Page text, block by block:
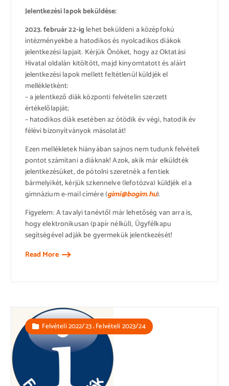
Jelentkezési lapok beküldése:
2023. február 22-ig lehet beküldeni a középfokú
intézményekbe a hatodikos és nyolcadikos diákok
jelentkezési lapjait. Kérjük Önöket, hogy az Oktatási
Hivatal oldalán kitöltött, majd kinyomtatott és aláírt
jelentkezési lapok mellett feltétlenül küldjék el
mellékletként:
– a jelentkező diák központi felvételin szerzett
értékelőlapját;
– hatodikos diák esetében az ötödik év végi, hatodik év
félévi bizonyítványok másolatát!
Ezen mellékletek hiányában sajnos nem tudunk felvételi
pontot számítani a diáknak! Azok, akik már elküldték
jelentkezésüket, de pótolni szeretnék a fentiek
bármelyikét, kérjük szkennelve (lefotózva) küldjék el a
gimnázium e-mail címére (gimi@bogim.hu).
Figyelem: A tavalyi tanévtől már lehetőség van arra is,
hogy elektronikusan (papír nélkül), Ügyfélkapu
segítségével adják be gyermekük jelentkezését!
Read More
Felvételi 2022/23,Felvételi 2023/24